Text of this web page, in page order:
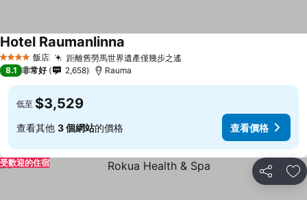
4 星級 飯店 距離舊勞馬世界遺產僅幾步之遙
Hotel Raumanlinna
8.1 非常好 2,658 Rauma
低至 $3,529
查看其他 3 個網站的價格 查看價格
分享 加
受歡迎的住宿